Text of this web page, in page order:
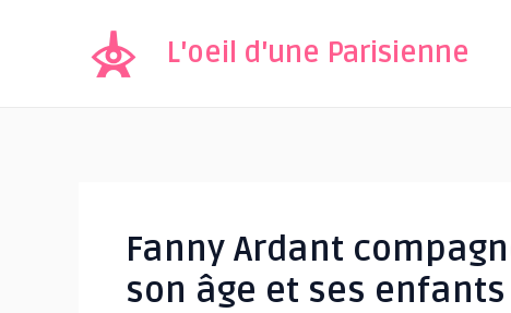
L'oeil d'une Parisienne
Fanny Ardant
son âge et ses enfants